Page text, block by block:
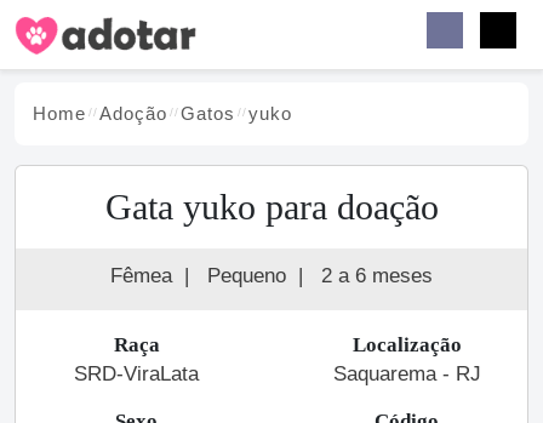
Home Adoção Gatos yuko
Gata yuko para doação
Fêmea | Pequeno | 2 a 6 meses
Raça
SRD-ViraLata
Localização
Saquarema - RJ